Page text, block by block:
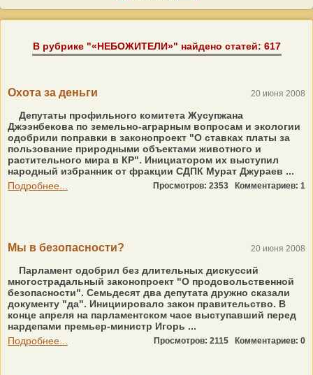
В рубрике "«НЕБОЖИТЕЛИ»" найдено статей: 617
Охота за деньги 20 июня 2008
Депутаты профильного комитета Жусупжана
Джээнбекова по земельно-аграрным вопросам и экологии
одобрили поправки в законопроект "О ставках платы за
пользование природными объектами животного и
растительного мира в КР". Инициатором их выступил
народный избранник от фракции СДПК Мурат Джураев ...
Подробнее...
Просмотров: 2353 Комментариев: 1
Мы в безопасности? 20 июня 2008
Парламент одобрил без длительных дискуссий
многострадальный законопроект "О продовольственной
безопасности". Семьдесят два депутата дружно сказали
документу "да". Инициировало закон правительство. В
конце апреля на парламентском часе выступавший перед
нардепами премьер-министр Игорь ...
Подробнее...
Просмотров: 2115 Комментариев: 0